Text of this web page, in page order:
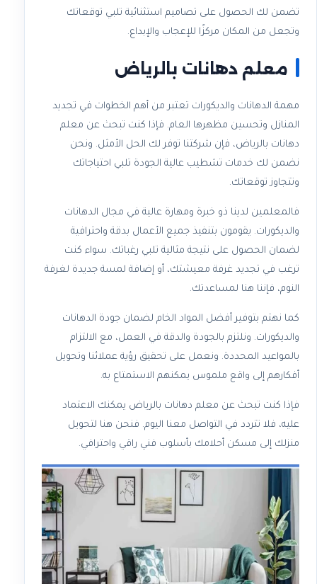
تضمن لك الحصول على تصاميم استثنائية تلبي توقعاتك
وتجعل من المكان مركزًا للإعجاب والإبداع.
معلم دهانات بالرياض
مهمة الدهانات والديكورات تعتبر من أهم الخطوات في تجديد
المنازل وتحسين مظهرها العام. فإذا كنت تبحث عن معلم
دهانات بالرياض، فإن شركتنا توفر لك الحل الأمثل. ونحن
نضمن لك خدمات تشطيب عالية الجودة تلبي احتياجاتك
وتتجاوز توقعاتك.
فالمعلمين لدينا ذو خبرة ومهارة عالية في مجال الدهانات
والديكورات. يقومون بتنفيذ جميع الأعمال بدقة واحترافية
لضمان الحصول على نتيجة مثالية تلبي رغباتك. سواء كنت
ترغب في تجديد غرفة معيشتك، أو إضافة لمسة جديدة لغرفة
النوم، فإننا هنا لمساعدتك.
كما نهتم بتوفير أفضل المواد الخام لضمان جودة الدهانات
والديكورات. ونلتزم بالجودة والدقة في العمل، مع الالتزام
بالمواعيد المحددة. ونعمل على تحقيق رؤية عملائنا وتحويل
أفكارهم إلى واقع ملموس يمكنهم الاستمتاع به.
فإذا كنت تبحث عن معلم دهانات بالرياض يمكنك الاعتماد
عليه، فلا تتردد في التواصل معنا اليوم. فنحن هنا لتحويل
منزلك إلى مسكن أحلامك بأسلوب فني راقي واحترافي.